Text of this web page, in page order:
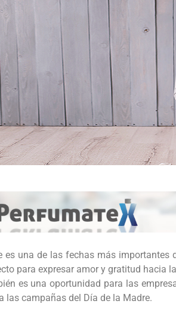
es una de las fechas más importantes
para expresar amor y gratitud hacia
es una oportunidad para las
las campañas del Día de la Madre.